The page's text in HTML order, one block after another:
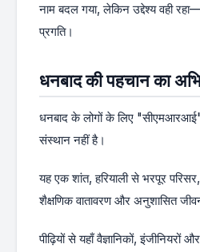
नाम बदल गया, लेकिन उद्देश्य वही
प्रगति।
धनबाद की पहचान का
धनबाद के लोगों के लिए
संस्थान नहीं है।
यह एक शांत, हरियाली से भरपूर परिसर,
शैक्षणिक वातावरण और अनुशासित
पीढ़ियों से यहाँ वैज्ञानिकों,